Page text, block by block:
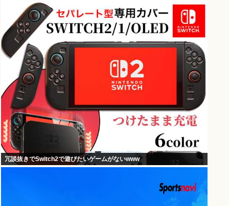
冗談抜きでSwitch2で遊びたいゲームがないwww